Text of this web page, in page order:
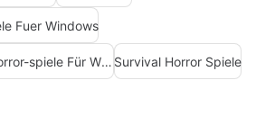
Fuer Windows
Kostenlose Survival-horror-spiele Für Windows Survival Horror Spiele